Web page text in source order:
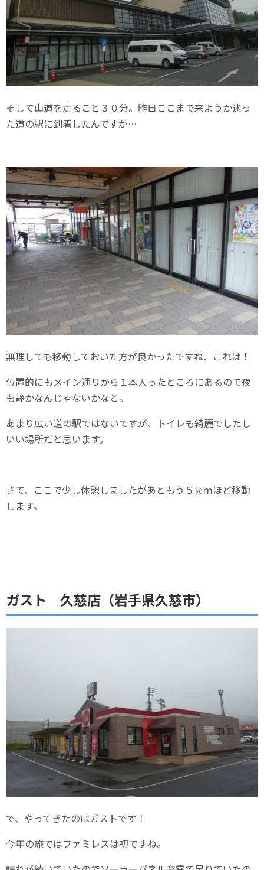
そして山道を走ること３０分。昨日ここまで来ようか迷っ
た道の駅に到着したんですが…
無理しても移動しておいた方が良かったですね、これは！
位置的にもメイン通りから１本入ったところにあるので夜
も静かなんじゃないかなと。
あまり広い道の駅ではないですが、トイレも綺麗でしたし
いい場所だと思います。
さて、ここで少し休憩しましたがあともう５ｋｍほど移動
します。
ガスト 久慈店（岩手県久慈市）
で、やってきたのはガストです！
今年の旅ではファミレスは初ですね。